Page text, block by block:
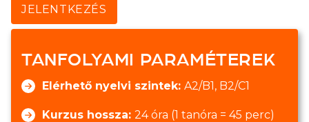
JELENTKEZÉS
TANFOLYAMI PARAMÉTEREK
Elérhető nyelvi szintek: A2/B1, B2/C1
Kurzus hossza: 24 óra (1 tanóra = 45 perc)